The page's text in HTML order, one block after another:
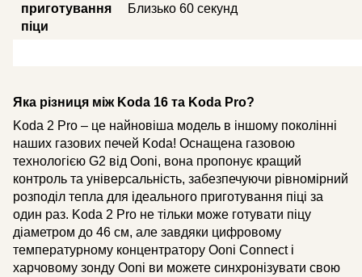
приготування
піци
Близько 60 секунд
Яка різниця між Koda 16 та Koda Pro?
Koda 2 Pro – це найновіша модель в іншому поколінні
наших газових печей Koda! Оснащена газовою
технологією G2 від Ooni, вона пропонує кращий
контроль та універсальність, забезпечуючи рівномірний
розподіл тепла для ідеального приготування піці за
один раз. Koda 2 Pro не тільки може готувати піцу
діаметром до 46 см, але завдяки цифровому
температурному концентратору Ooni Connect і
харчовому зонду Ooni ви можете синхронізувати свою